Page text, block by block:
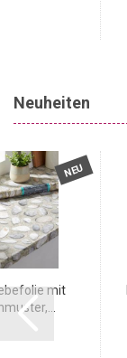
Neuheiten
NEU
mit